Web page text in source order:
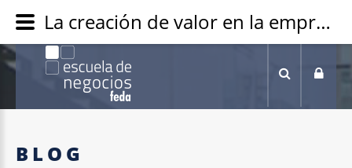
BLOG
La creación de valor en la empresa - Escuela de Negocios FEDA